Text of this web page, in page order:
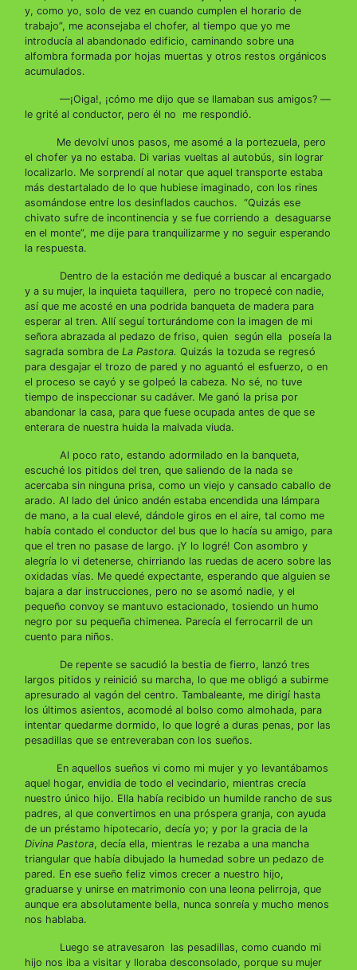
y, como yo, solo de vez en cuando cumplen el horario de
trabajo”, me aconsejaba el chofer, al tiempo que yo me
introducía al abandonado edificio, caminando sobre una
alfombra formada por hojas muertas y otros restos orgánicos
acumulados.
—¡Oiga!, ¡cómo me dijo que se llamaban sus amigos? —
le grité al conductor, pero él no me respondió.
Me devolví unos pasos, me asomé a la portezuela, pero
el chofer ya no estaba. Di varias vueltas al autobús, sin lograr
localizarlo. Me sorprendí al notar que aquel transporte estaba
más destartalado de lo que hubiese imaginado, con los rines
asomándose entre los desinflados cauchos. “Quizás ese
chivato sufre de incontinencia y se fue corriendo a desaguarse
en el monte”, me dije para tranquilizarme y no seguir esperando
la respuesta.
Dentro de la estación me dediqué a buscar al encargado
y a su mujer, la inquieta taquillera, pero no tropecé con nadie,
así que me acosté en una podrida banqueta de madera para
esperar al tren. Allí seguí torturándome con la imagen de mi
señora abrazada al pedazo de friso, quien según ella poseía la
sagrada sombra de La Pastora. Quizás la tozuda se regresó
para desgajar el trozo de pared y no aguantó el esfuerzo, o en
el proceso se cayó y se golpeó la cabeza. No sé, no tuve
tiempo de inspeccionar su cadáver. Me ganó la prisa por
abandonar la casa, para que fuese ocupada antes de que se
enterara de nuestra huida la malvada viuda.
Al poco rato, estando adormilado en la banqueta,
escuché los pitidos del tren, que saliendo de la nada se
acercaba sin ninguna prisa, como un viejo y cansado caballo de
arado. Al lado del único andén estaba encendida una lámpara
de mano, a la cual elevé, dándole giros en el aire, tal como me
había contado el conductor del bus que lo hacía su amigo, para
que el tren no pasase de largo. ¡Y lo logré! Con asombro y
alegría lo vi detenerse, chirriando las ruedas de acero sobre las
oxidadas vías. Me quedé expectante, esperando que alguien se
bajara a dar instrucciones, pero no se asomó nadie, y el
pequeño convoy se mantuvo estacionado, tosiendo un humo
negro por su pequeña chimenea. Parecía el ferrocarril de un
cuento para niños.
De repente se sacudió la bestia de fierro, lanzó tres
largos pitidos y reinició su marcha, lo que me obligó a subirme
apresurado al vagón del centro. Tambaleante, me dirigí hasta
los últimos asientos, acomodé al bolso como almohada, para
intentar quedarme dormido, lo que logré a duras penas, por las
pesadillas que se entreveraban con los sueños.
En aquellos sueños vi como mi mujer y yo levantábamos
aquel hogar, envidia de todo el vecindario, mientras crecía
nuestro único hijo. Ella había recibido un humilde rancho de sus
padres, al que convertimos en una próspera granja, con ayuda
de un préstamo hipotecario, decía yo; y por la gracia de la
Divina Pastora, decía ella, mientras le rezaba a una mancha
triangular que había dibujado la humedad sobre un pedazo de
pared. En ese sueño feliz vimos crecer a nuestro hijo,
graduarse y unirse en matrimonio con una leona pelirroja, que
aunque era absolutamente bella, nunca sonreía y mucho menos
nos hablaba.
Luego se atravesaron las pesadillas, como cuando mi
hijo nos iba a visitar y lloraba desconsolado, porque su mujer